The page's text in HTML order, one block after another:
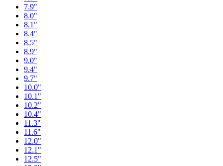
7.9"
8.0"
8.1"
8.4"
8.5"
8.9"
9.0"
9.4"
9.7"
10.0"
10.1"
10.2"
10.4"
11.3"
11.6"
12.0"
12.1"
12.5"